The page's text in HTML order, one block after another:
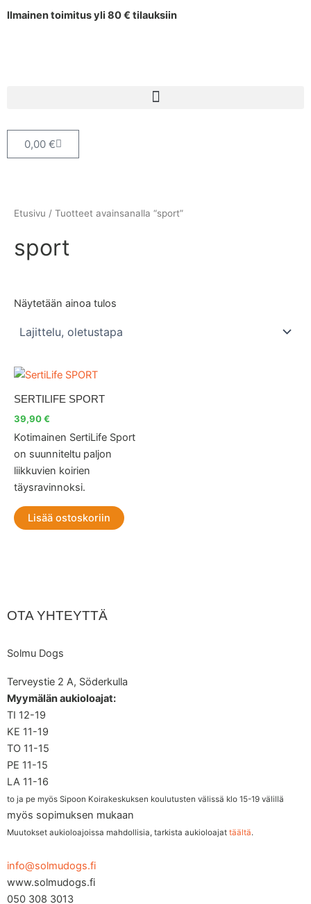
Ilmainen toimitus yli 80 € tilauksiin
0,00 €Cart
Etusivu / Tuotteet avainsanalla “sport”
sport
Näytetään ainoa tulos
SERTILIFE SPORT
39,90€
Kotimainen SertiLife Sport
on suunniteltu paljon
liikkuvien koirien
täysravinnoksi.
Lisää ostoskoriin
OTA YHTEYTTÄ
Solmu Dogs
Terveystie 2 A, Söderkulla
Myymälän aukioloajat:
TI 12-19
KE 11-19
TO 11-15
PE 11-15
LA 11-16
to ja pe myös Sipoon Koirakeskuksen koulutusten välissä klo 15-19 välillä
myös sopimuksen mukaan
Muutokset aukioloajoissa mahdollisia, tarkista aukioloajat täältä.
info@solmudogs.fi
www.solmudogs.fi
050 308 3013